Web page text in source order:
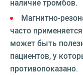
наличие тромбов.
Магнитно-
часто
может быть
пациентов, у
противопоказано.